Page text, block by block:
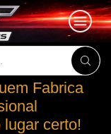
Fabrica
certo!